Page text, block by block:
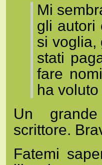
Mi
gli autori
si voglia,
stati
fare
ha
Un
scrittore.
Fatemi